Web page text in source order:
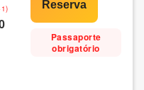
Passaporte
obrigatório